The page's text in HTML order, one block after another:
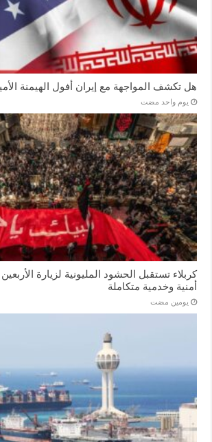
هل تكشف المواجهة مع إيران أفول الهيمنة
‏يوم واحد مضت
كربلاء تستقبل الحشود المليونية لزيارة
أمنية وخدمية متكاملة
‏يومين مضت